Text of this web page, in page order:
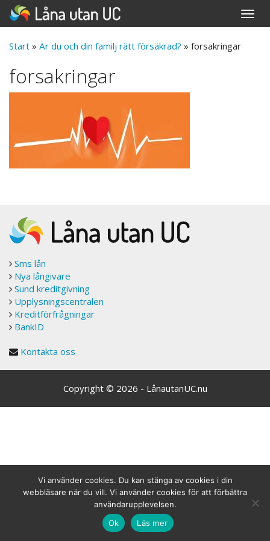
Toggle
Start » Är du och din familj rätt försäkrad? » forsakringar
forsakringar
Sms lån
Nya långivare
Sund kreditgivning
Upplysningscentralen
Kreditförfrågningar
BankID
Kontakta oss
Copyright © 2026 - LånautanUC.nu
Vi använder cookies. Du kan stänga av cookies i din
webbläsare när du vill. Vi använder cookies för att förbättra
användarupplevelsen.
Ok
Läs mer